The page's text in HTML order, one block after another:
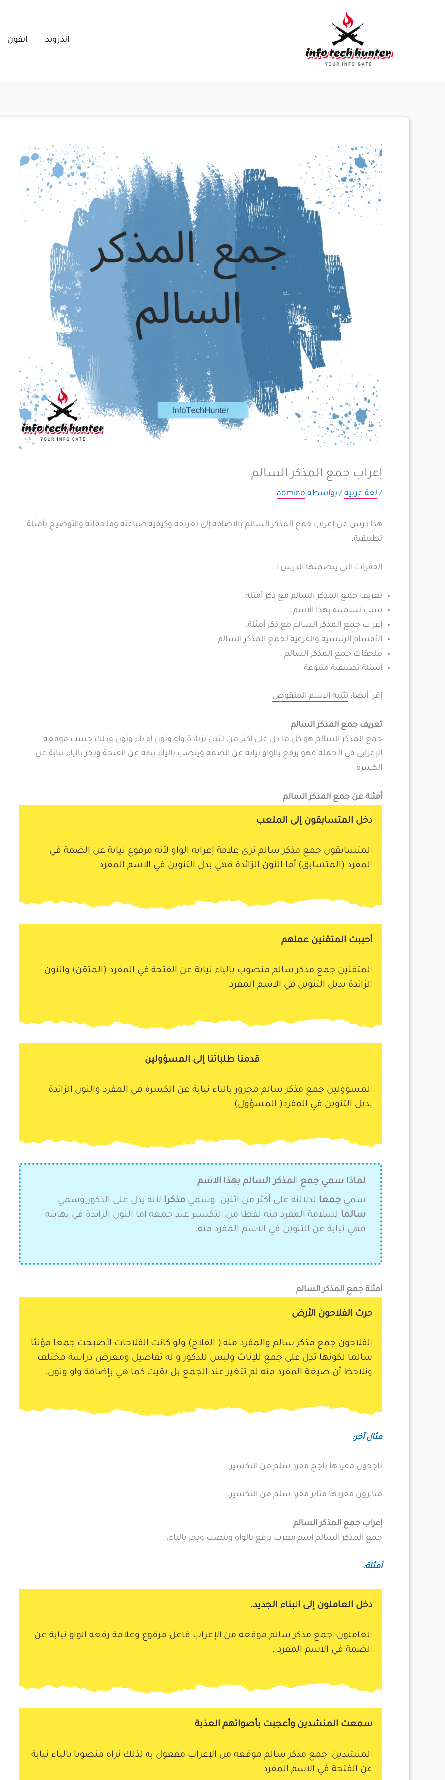
اندرويد ايفون
إعراب جمع المذكر السالم
/ لغة عربية / بواسطة admino
هذا درس عن إعراب جمع المذكر السالم بالاضافة إلى تعريفه وكيفية صياغته وملحقاته والتوضيح بأمثلة
تطبيقية.
الفقرات التي يتضمنها الدرس :
تعريف جمع المذكر السالم مع ذكر أمثلة.
سبب تسميته بهذا الاسم.
إعراب جمع المذكر السالم مع ذكر أمثلة.
الأقسام الرئيسية والفرعية لجمع المذكر السالم
ملحقات جمع المذكر السالم
أسئلة تطبيقية متنوعة
إقرأ أيضا: تثنية الاسم المنقوص
تعريف جمع المذكر السالم
جمع المذكر السالم هو كل ما دل على أكثر من اثنين بزيادة واو ونون أو ياء ونون وذلك حسب موقعه
الإعرابي في الجملة فهو يرفع بالواو نيابة عن الضمة وينصب بالياء نيابة عن الفتحة ويجر بالياء نيابة عن
الكسرة.
أمثلة عن جمع المذكر السالم
دخل المتسابقون إلى الملعب
المتسابقون جمع مذكر سالم نرى علامة إعرابه الواو لأنه مرفوع نيابة عن الضمة في
المفرد (المتسابق) أما النون الزائدة فهي بدل التنوين في الاسم المفرد.
أحببت المتقنين عملهم
المتقنين جمع مذكر سالم منصوب بالياء نيابة عن الفتحة في المفرد (المتقن) والنون
الزائدة بديل التنوين في الاسم المفرد
قدمنا طلباتنا إلى المسؤولين
المسؤولين جمع مذكر سالم مجرور بالياء نيابة عن الكسرة في المفرد والنون الزائدة
بديل التنوين في المفرد( المسؤول).
لماذا سمي جمع المذكر السالم بهذا الاسم
سمي جمعا لدلالته على أكثر من اثنين. وسمي مذكرا لأنه يدل على الذكور وسمي
سالما لسلامة المفرد منه لفظا من التكسير عند جمعه أما النون الزائدة في نهايته
فهي نيابة عن التنوين في الاسم المفرد منه.
أمثلة جمع المذكر السالم
حرث الفلاحون الأرض
الفلاحون جمع مذكر سالم والمفرد منه ( الفلاح) ولو كانت الفلاحات لأصبحت جمعا مؤنثا
سالما لكونها تدل على جمع للإناث وليس للذكور و له تفاصيل ومعرض دراسة مختلف
ونلاحظ أن صيغة المفرد منه لم تتغير عند الجمع بل بقيت كما هي بإضافة واو ونون.
مثال آخر:
ناجحون مفردها ناجح مفرد سلم من التكسير.
مثابرون مفردها مثابر مفرد سلم من التكسير.
إعراب جمع المذكر السالم
جمع المذكر السالم اسم معرب يرفع بالواو وينصب ويجر بالياء.
أمثلة:
دخل العاملون إلى البناء الجديد.
العاملون: جمع مذكر سالم موقعه من الإعراب فاعل مرفوع وعلامة رفعه الواو نيابة عن
الضمة في الاسم المفرد .
سمعت المنشدين وأعجبت بأصواتهم العذبة
المنشدين: جمع مذكر سالم موقعه من الإعراب مفعول به لذلك نراه منصوبا بالياء نيابة
عن الفتحة في الاسم المفرد